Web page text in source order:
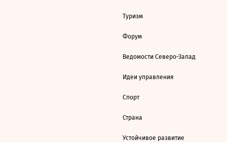
Туризм
Форум
Ведомости Северо-Запад
Идеи управления
Спорт
Страна
Устойчивое развитие